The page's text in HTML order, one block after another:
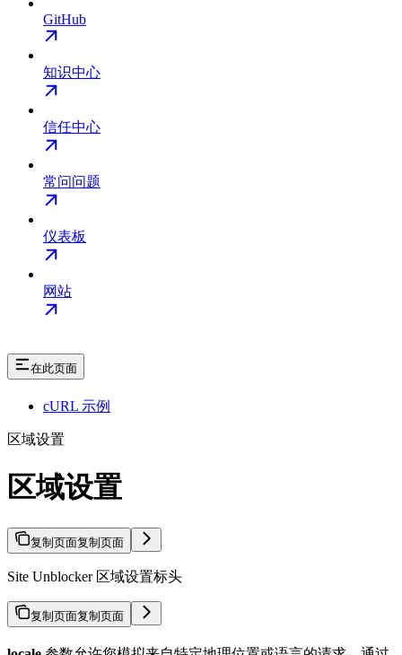
GitHub
知识中心
信任中心
常问问题
仪表板
网站
在此页面
cURL 示例
区域设置
区域设置
复制页面复制页面
Site Unblocker 区域设置标头
复制页面复制页面